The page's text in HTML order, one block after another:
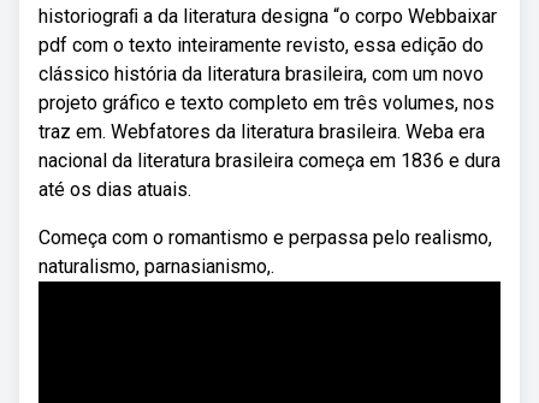
historiograﬁ a da literatura designa “o corpo Webbaixar
pdf com o texto inteiramente revisto, essa edição do
clássico história da literatura brasileira, com um novo
projeto gráfico e texto completo em três volumes, nos
traz em. Webfatores da literatura brasileira. Weba era
nacional da literatura brasileira começa em 1836 e dura
até os dias atuais.
Começa com o romantismo e perpassa pelo realismo,
naturalismo, parnasianismo,.